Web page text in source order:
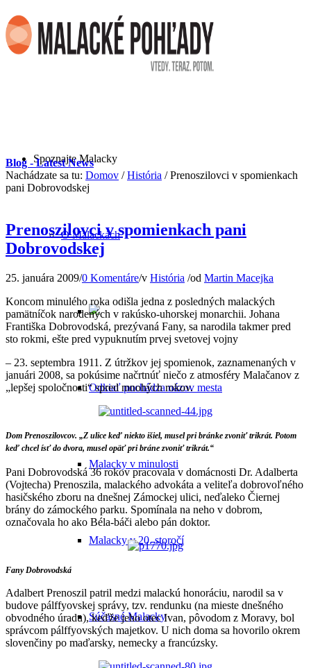
Spoznajte Malacky
O Malackách
Odkiaľ pochádza názov mesta
Malacky v minulosti
Malacky v 20. storočí
Súčasné Malacky
Blog - Latest News
Nachádzate sa tu: Domov / História / Prenoszilovci v spomienkach
pani Dobrovodskej
Prenoszilovci v spomienkach pani
Dobrovodskej
25. januára 2009/0 Komentáre/v História /od Martin Macejka
Koncom minulého roka odišla jedna z posledných malackých
pamätníčok narodených v rakúsko-uhorskej monarchii. Johana
Františka Dobrovodská, prezývaná Fany, sa narodila takmer pred
sto rokmi, ešte pred vypuknutím prvej svetovej vojny
– 23. septembra 1911. Z útržkov jej spomienok, zaznamenaných v
januári 2008, sa pokúsime načrtnúť niečo z atmosféry Malačanov z
„lepšej spoločnosti“ spred mnohých rokov.
Dom Prenoszilovcov. „Z ulice keď niekto išiel, musel pri bránke zvoniť trikrát. Potom
keď chcel ísť do dvora, musel opäť pri bráne zvoniť trikrát.“
Pani Dobrovodská 36 rokov pracovala v domácnosti Dr. Adalberta
(Vojtecha) Prenoszila, malackého advokáta a veliteľa dobrovoľného
hasičského zboru na dnešnej Zámockej ulici, neďaleko Čiernej
brány do zámockého parku. Spomínala na neho v dobrom,
označovala ho ako Béla-báči alebo pán doktor.
Fany Dobrovodská
Adalbert Prenoszil patril medzi malackú honoráciu, narodil sa v
budove pálffyovskej správy, tzv. rendunku (na mieste dnešného
obvodného úradu), keďže jeho otec Ivan, pôvodom z Moravy, bol
správcom pálffyovských majetkov. U nich doma sa hovorilo okrem
slovenčiny po maďarsky, nemecky a francúzsky.